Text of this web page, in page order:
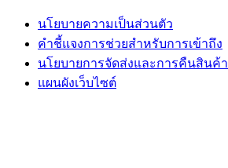
นโยบายความเป็นส่วนตัว
คําชี้แจงการช่วยสําหรับการเข้าถึง
นโยบายการจัดส่งและการคืนสินค้า
แผนผังเว็บไซต์